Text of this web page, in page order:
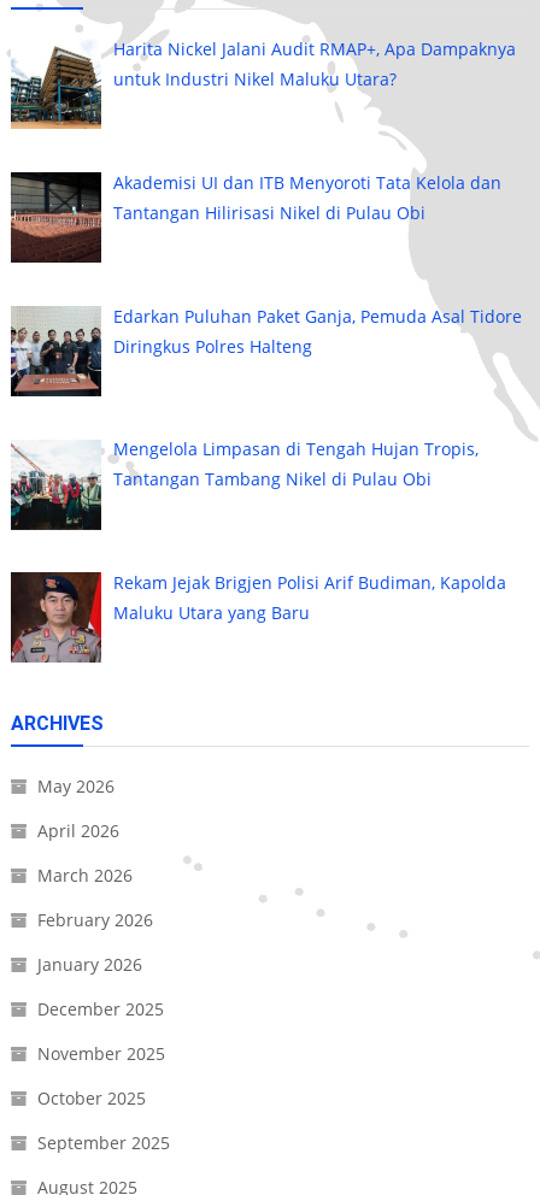
Harita Nickel Jalani Audit RMAP+, Apa Dampaknya
untuk Industri Nikel Maluku Utara?
Akademisi UI dan ITB Menyoroti Tata Kelola dan
Tantangan Hilirisasi Nikel di Pulau Obi
Edarkan Puluhan Paket Ganja, Pemuda Asal Tidore
Diringkus Polres Halteng
Mengelola Limpasan di Tengah Hujan Tropis,
Tantangan Tambang Nikel di Pulau Obi
Rekam Jejak Brigjen Polisi Arif Budiman, Kapolda
Maluku Utara yang Baru
ARCHIVES
May 2026
April 2026
March 2026
February 2026
January 2026
December 2025
November 2025
October 2025
September 2025
August 2025